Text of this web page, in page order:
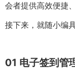
会者提供高效便捷
接下来，就随小编
01 电子签到管